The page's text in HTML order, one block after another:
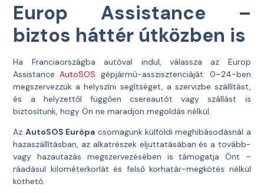
Europ Assistance –
biztos háttér útközben is
Ha Franciaországba autóval indul, válassza az Europ
AssistanceAutoSOS gépjármű-asszisztenciáját: 0–24-ben
megszervezzük a helyszíni segítséget, a szervizbe szállítást,
és a helyzettől függően csereautót vagy szállást is
biztosítunk, hogy Ön ne maradjon megoldás nélkül.
Az AutoSOS Európa csomagunk külföldi meghibásodásnál a
hazaszállításban, az alkatrészek eljuttatásában és a tovább-
vagy hazautazás megszervezésében is támogatja Önt –
ráadásul kilométerkorlát és felső korhatár-megkötés nélkül
köthető.